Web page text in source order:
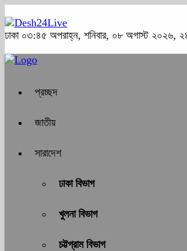
ঢাকা ০৩:৪৫ অপরাহ্ন, শনিবার, ০৮ অগাস্ট ২০২৬, ২৪
প্রচ্ছদ
জাতীয়
সারাদেশ
ঢাকা বিভাগ
খুলনা বিভাগ
চট্টগ্রাম বিভাগ